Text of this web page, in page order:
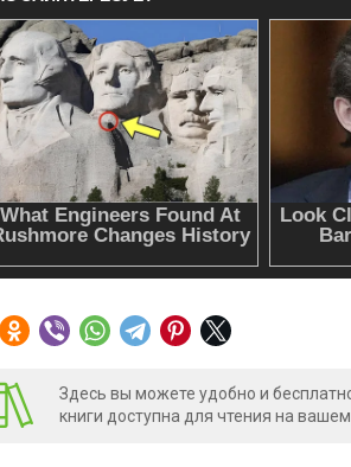
Здесь вы можете удобно и
книги доступна для чтения на